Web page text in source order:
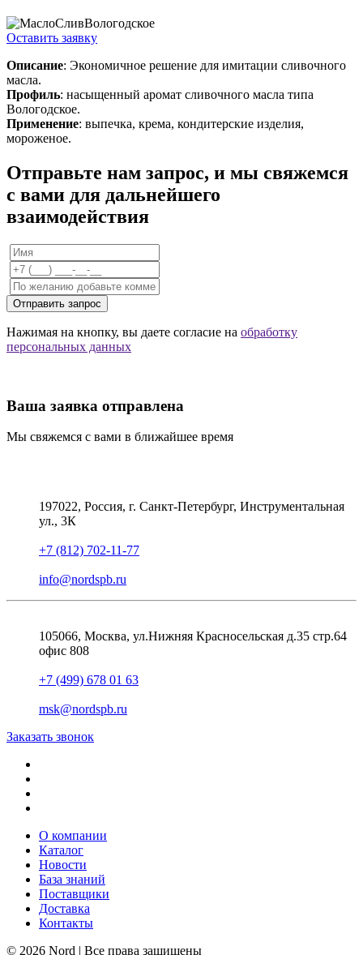
Оставить заявку
Описание: Экономичное решение для имитации сливочного
масла.
Профиль: насыщенный аромат сливочного масла типа
Вологодское.
Применение: выпечка, крема, кондитерские изделия,
мороженое.
Отправьте нам запрос, и мы свяжемся
с вами для дальнейшего
взаимодействия
Отправить запрос
Нажимая на кнопку, вы даете согласие на обработку
персональных данных
Ваша заявка отправлена
Мы свяжемся с вами в ближайшее время
197022, Россия, г. Санкт-Петербург, Инструментальная
ул., 3К
+7 (812) 702-11-77
info@nordspb.ru
105066, Москва, ул.Нижняя Красносельская д.35 стр.64
офис 808
+7 (499) 678 01 63
msk@nordspb.ru
Заказать звонок
О компании
Каталог
Новости
База знаний
Поставщики
Доставка
Контакты
© 2026 Nord | Все права защищены